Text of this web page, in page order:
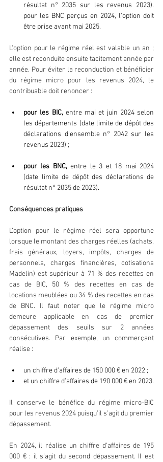
résultat n° 2035 sur les revenus 2023).
pour les BNC perçus en 2024, l'option doit
être prise avant mai 2025.
L'option pour le régime réel est valable un an ;
elle est reconduite ensuite tacitement année par
année. Pour éviter la reconduction et bénéficier
du régime micro pour les revenus 2024, le
contribuable doit renoncer :
pour les BIC, entre mai et juin 2024 selon
les départements (date limite de dépôt des
déclarations d'ensemble n° 2042 sur les
revenus 2023) ;
pour les BNC, entre le 3 et 18 mai 2024
(date limite de dépôt des déclarations de
résultat n° 2035 de 2023).
Conséquences pratiques
L’option pour le régime réel sera opportune
lorsque le montant des charges réelles (achats,
frais généraux, loyers, impôts, charges de
personnels, charges financières, cotisations
Madelin) est supérieur à 71 % des recettes en
cas de BIC, 50 % des recettes en cas de
locations meublées ou 34 % des recettes en cas
de BNC. Il faut noter que le régime micro
demeure applicable en cas de premier
dépassement des seuils sur 2 années
consécutives. Par exemple, un commerçant
réalise :
un chiffre d’affaires de 150 000 € en 2022 ;
et un chiffre d’affaires de 190 000 € en 2023.
Il conserve le bénéfice du régime micro-BIC
pour les revenus 2024 puisqu’il s’agit du premier
dépassement.
En 2024, il réalise un chiffre d’affaires de 195
000 € : il s’agit du second dépassement. Il est